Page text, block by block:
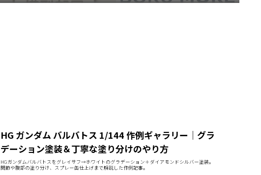
HG ガンダム バルバトス 1/144 作例ギャラリー｜グラ
デーション塗装＆丁寧な塗り分けのやり方
HGガンダムバルバトスをグレイサフ→ホワイトのグラデーション＋ダイアモンドシルバー塗装。
関節や腹部の塗り分け、スプレー缶仕上げまで解説した作例記事。